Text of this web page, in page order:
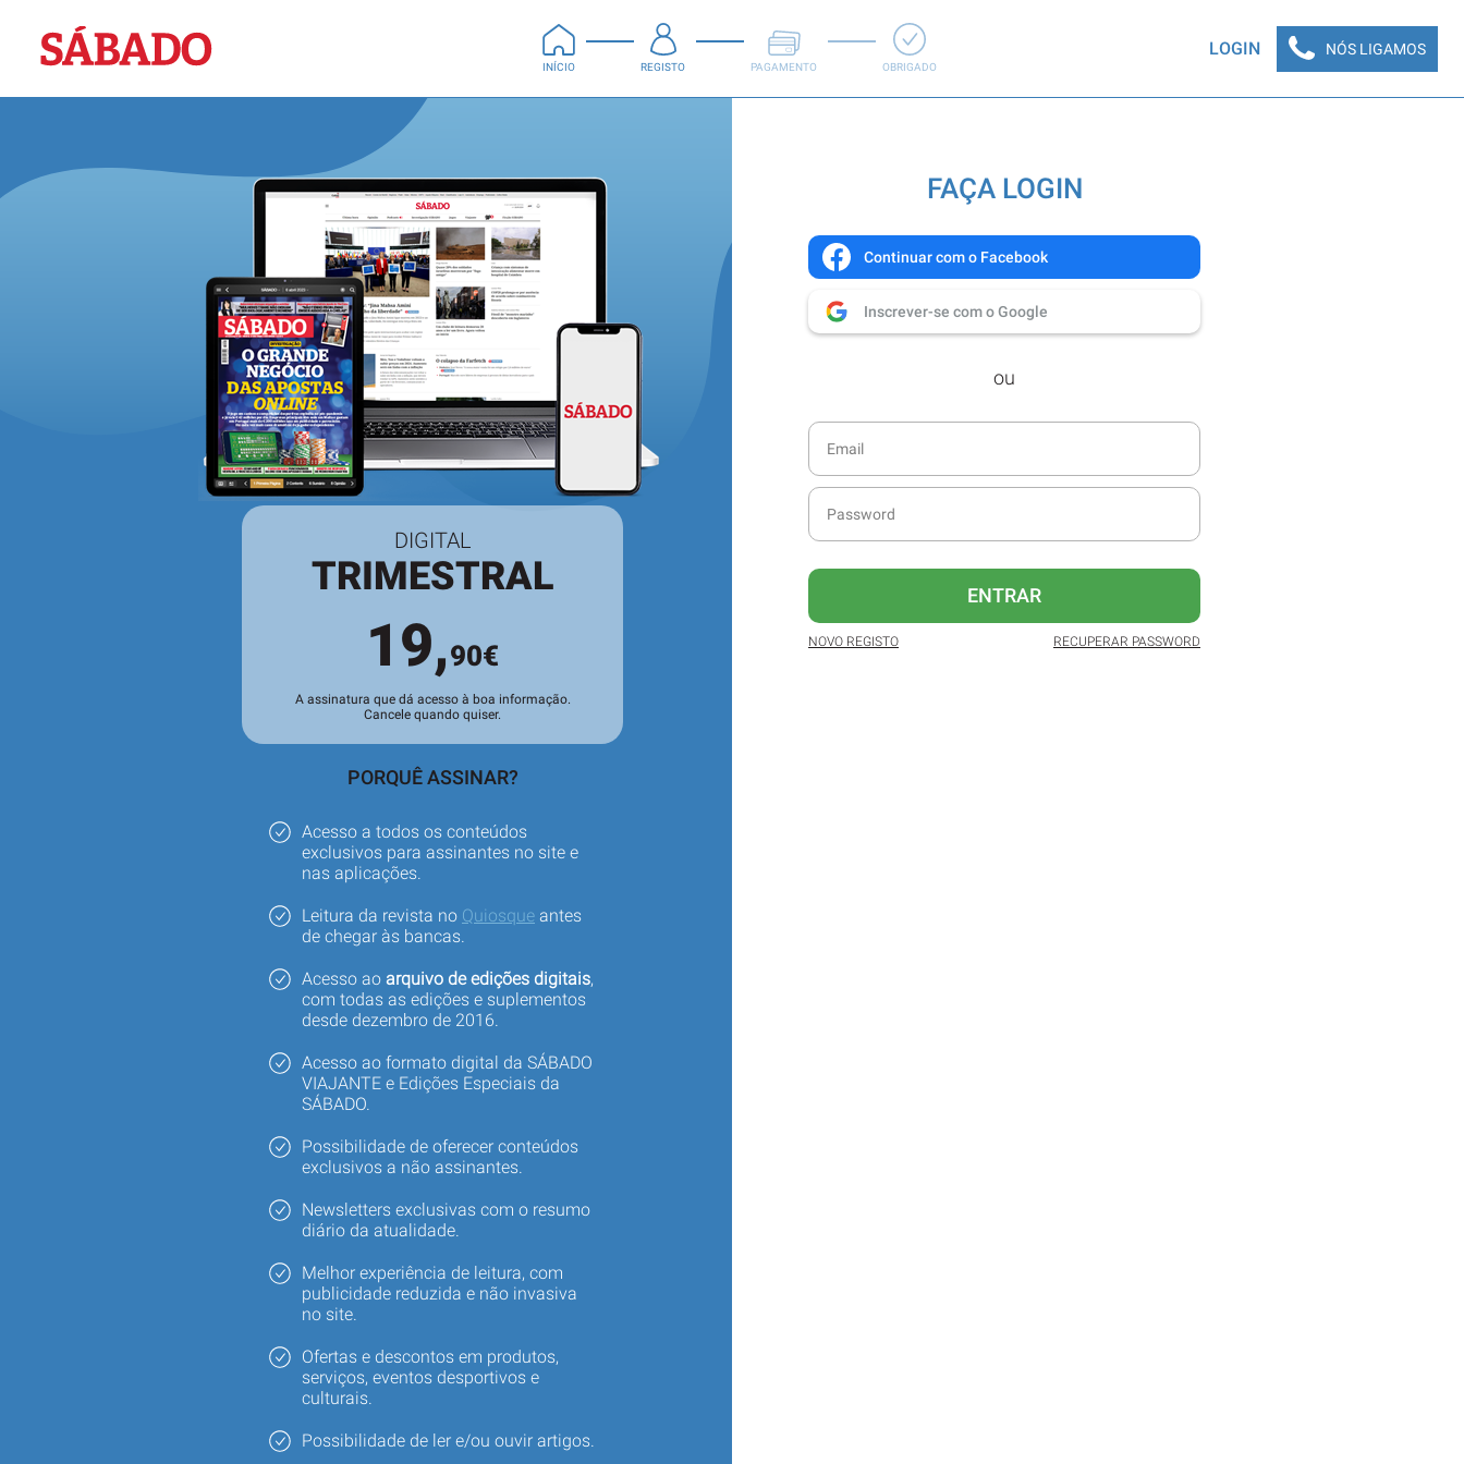
Sábado
INÍCIO REGISTO PAGAMENTO OBRIGADO
LOGIN NÓS LIGAMOS
DIGITAL
TRIMESTRAL
19,90€
A assinatura que dá acesso à boa informação.
Cancele quando quiser.
PORQUÊ ASSINAR?
Acesso a todos os conteúdos
exclusivos para assinantes no site e
nas aplicações.
Leitura da revista no Quiosque antes
de chegar às bancas.
Acesso ao arquivo de edições digitais,
com todas as edições e suplementos
desde dezembro de 2016.
Acesso ao formato digital da SÁBADO
VIAJANTE e Edições Especiais da
SÁBADO.
Possibilidade de oferecer conteúdos
exclusivos a não assinantes.
Newsletters exclusivas com o resumo
diário da atualidade.
Melhor experiência de leitura, com
publicidade reduzida e não invasiva
no site.
Ofertas e descontos em produtos,
serviços, eventos desportivos e
culturais.
Possibilidade de ler e/ou ouvir artigos.
FAÇA LOGIN
Continuar com o Facebook
Inscrever-se com o Google
ou
ENTRAR
NOVO REGISTO RECUPERAR PASSWORD